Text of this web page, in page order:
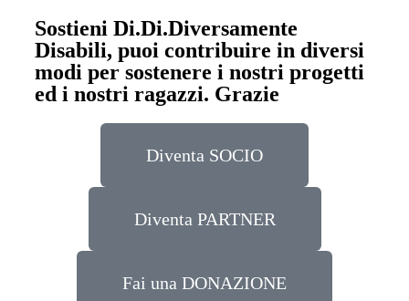
Sostieni Di.Di.Diversamente
Disabili, puoi contribuire in diversi
modi per sostenere i nostri progetti
ed i nostri ragazzi. Grazie
Diventa SOCIO
Diventa PARTNER
Fai una DONAZIONE